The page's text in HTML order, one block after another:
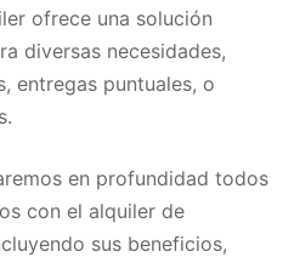
ofrece una solución
diversas necesidades,
entregas puntuales, o
en profundidad todos
con el alquiler de
sus beneficios,